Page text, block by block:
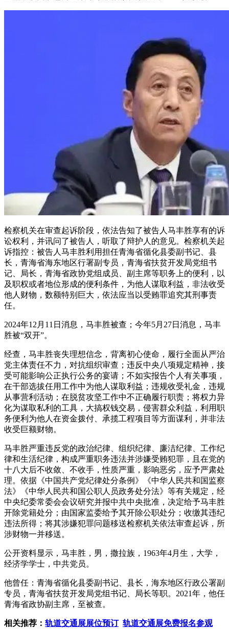
检察机关在审查起诉阶段，依法告知了被告人马丰胜享有的诉
讼权利，并讯问了被告人，听取了辩护人的意见。检察机关起
诉指控：被告人马丰胜利用担任青海省循化县委副书记、县
长，青海省海东地区行署副专员，青海省扶贫开发局党组书
记、局长，青海省政协党组成员、副主席等职务上的便利，以
及职权或者地位形成的便利条件，为他人谋取利益，非法收受
他人财物，数额特别巨大，依法应当以受贿罪追究其刑事责
任。
2024年12月11日消息，马丰胜被查；今年5月27日消息，马丰
胜被“双开”。
经查，马丰胜丧失理想信念，背离初心使命，履行全面从严治
党主体责任不力，对抗组织审查；违反中央八项规定精神，接
受可能影响公正执行公务的宴请；不如实报告个人有关事项，
在干部选拔任用工作中为他人谋取利益；违规收受礼金，违规
从事营利活动；在脱贫攻坚工作中不正确履行职责；将权力异
化为谋取私利的工具，大搞权钱交易，侵害群众利益，利用职
务便利为他人在资金拨付、承揽工程项目等方面谋利，并非法
收受巨额财物。
马丰胜严重违反党的政治纪律、组织纪律、廉洁纪律、工作纪
律和生活纪律，构成严重职务违法并涉嫌受贿犯罪，且在党的
十八大后不收敛、不收手，性质严重，影响恶劣，应予严肃处
理。依据《中国共产党纪律处分条例》《中华人民共和国监察
法》《中华人民共和国公职人员政务处分法》等有关规定，经
中央纪委常委会会议研究并报中共中央批准，决定给予马丰胜
开除党籍处分；由国家监委给予其开除公职处分；收缴其违纪
违法所得；将其涉嫌犯罪问题移送检察机关依法审查起诉，所
涉财物一并移送。
公开资料显示，马丰胜，男，撒拉族，1963年4月生，大学，
经济学学士，中共党员。
他曾任：青海省循化县委副书记、县长，海东地区行政公署副
专员，青海省扶贫开发局党组书记、局长等职。2021年，他任
青海省政协副主席，至被查。
相关推荐： 轨道交通展展位预订 轨道交通展免费报名参观